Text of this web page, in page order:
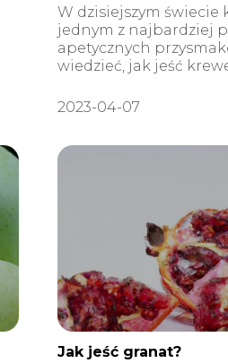
W dzisiejszym
jednym z najbardziej
apetycznych
wiedzieć, jak jeść
2023-04-07
Jak jeść granat?